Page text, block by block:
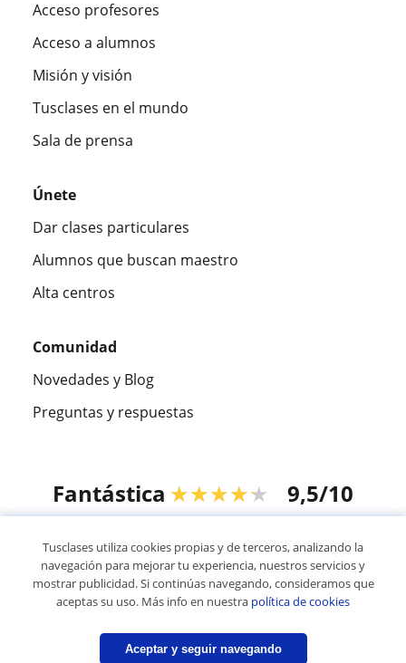
Acceso profesores
Acceso a alumnos
Misión y visión
Tusclases en el mundo
Sala de prensa
Únete
Dar clases particulares
Alumnos que buscan maestro
Alta centros
Comunidad
Novedades y Blog
Preguntas y respuestas
Fantástica ★★★★★ 9,5/10
© 2007 - 2026 Tusclases.mx
Mapa web:Profesores particulares
Tusclases utiliza cookies propias y de terceros, analizando la
navegación para mejorar tu experiencia, nuestros servicios y
mostrar publicidad. Si continúas navegando, consideramos que
aceptas su uso. Más info en nuestra política de cookies
Aceptar y seguir navegando